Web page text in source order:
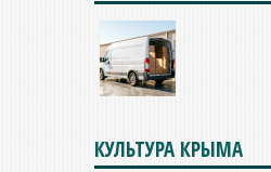
КУЛЬТУРА КРЫМА